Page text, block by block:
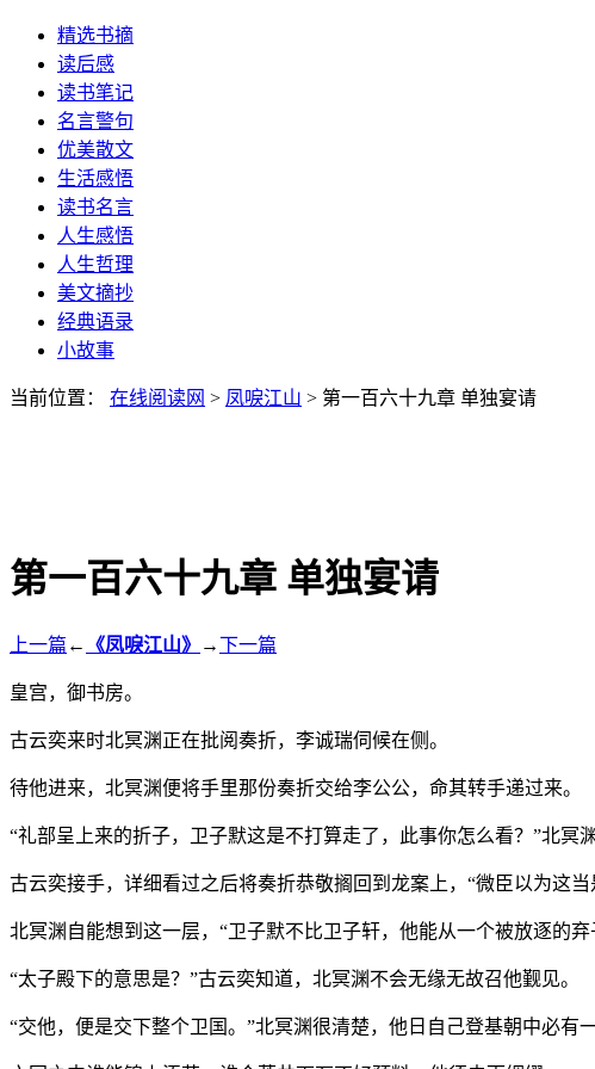
精选书摘
读后感
读书笔记
名言警句
优美散文
生活感悟
读书名言
人生感悟
人生哲理
美文摘抄
经典语录
小故事
当前位置： 在线阅读网 > 凤唳江山 > 第一百六十九章 单独宴请
第一百六十九章 单独宴请
上一篇 ← 《凤唳江山》 →下一篇
皇宫，御书房。
古云奕来时北冥渊正在批阅奏折，李诚瑞伺候在侧。
待他进来，北冥渊便将手里那份奏折交给李公公，命其转手递过来。
“礼部呈上来的折子，卫子默这是不打算走了，此事你怎么看？”北冥
古云奕接手，详细看过之后将奏折恭敬搁回到龙案上，“微臣以为这
北冥渊自能想到这一层，“卫子默不比卫子轩，他能从一个被放逐的
“太子殿下的意思是？”古云奕知道，北冥渊不会无缘无故召他觐见。
“交他，便是交下整个卫国。”北冥渊很清楚，他日自己登基朝中必有